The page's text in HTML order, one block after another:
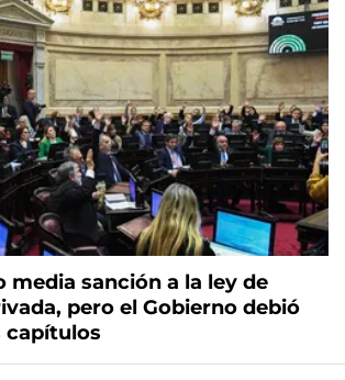
media sanción a la ley de
pero el Gobierno debió
capítulos